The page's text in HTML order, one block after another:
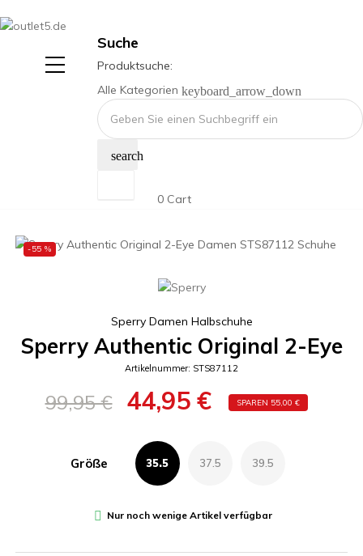
Suche
Produktsuche:
Alle Kategorien keyboard_arrow_down
search
0 Cart
-55 %
Sperry Damen Halbschuhe
Sperry Authentic Original 2-Eye
Artikelnummer: STS87112
99,95 € 44,95 € SPAREN 55,00 €
Größe 35.5 37.5 39.5
 Nur noch wenige Artikel verfügbar